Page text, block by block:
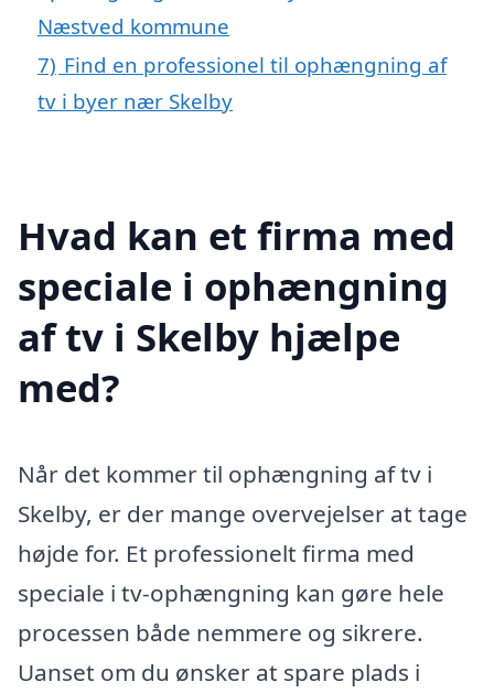
Næstved kommune
7) Find en professionel til ophængning af
tv i byer nær Skelby
Hvad kan et firma med
speciale i ophængning
af tv i Skelby hjælpe
med?
Når det kommer til ophængning af tv i
Skelby, er der mange overvejelser at tage
højde for. Et professionelt firma med
speciale i tv-ophængning kan gøre hele
processen både nemmere og sikrere.
Uanset om du ønsker at spare plads i